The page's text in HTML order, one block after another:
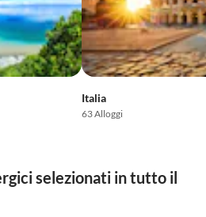
Italia
63 Alloggi
selezionati in tutto il